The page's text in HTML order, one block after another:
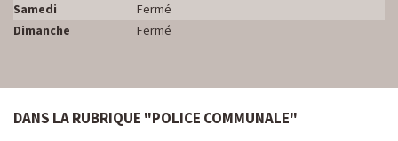
Samedi
Fermé
Dimanche
Fermé
DANS LA RUBRIQUE "POLICE COMMUNALE"